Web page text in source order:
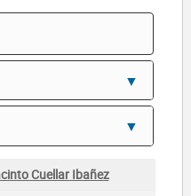
Cuellar Ibañez